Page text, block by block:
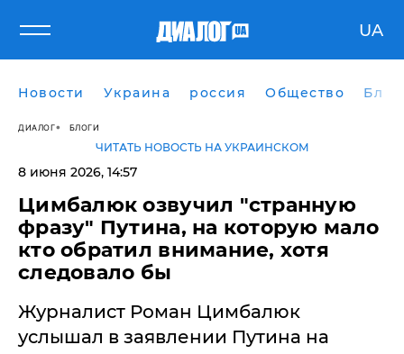
UA
Новости Украина россия Общество
ДИАЛОГ БЛОГИ
ЧИТАТЬ НОВОСТЬ НА УКРАИНСКОМ
8 июня 2026, 14:57
Цимбалюк озвучил "странную
фразу" Путина, на которую мало
кто обратил внимание, хотя
следовало бы
Журналист Роман Цимбалюк
услышал в заявлении Путина на